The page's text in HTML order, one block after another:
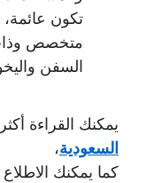
تكون
متخصص
السفن
يمكنك القراءة
السعودية،
كما يمكنك